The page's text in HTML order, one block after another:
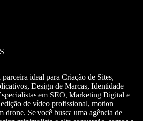
ideal para Criação de Sites,
Design de Marcas, Identidade
em SEO, Marketing Digital e
de vídeo profissional, motion
drone. Se você busca uma agência de